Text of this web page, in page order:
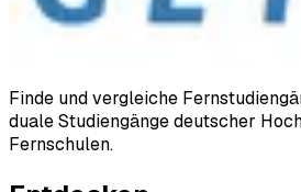
Finde und vergleiche
duale Studiengänge deutscher
Fernschulen.